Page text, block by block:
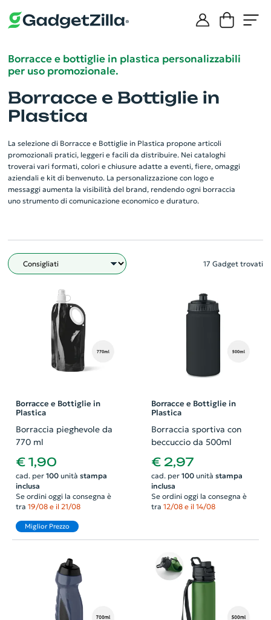
Borracce e bottiglie in plastica personalizzabili
per uso promozionale.
Borracce e Bottiglie in
Plastica
La selezione di Borracce e Bottiglie in Plastica propone articoli
promozionali pratici, leggeri e facili da distribuire. Nei cataloghi
troverai vari formati, colori e chiusure adatte a eventi, fiere, omaggi
aziendali e kit di benvenuto. La personalizzazione con logo e
messaggi aumenta la visibilità del brand, rendendo ogni borraccia
uno strumento di comunicazione economico e duraturo.
Filtro 17 Gadget trovati
Borracce e Bottiglie in
Plastica
Borraccia pieghevole da
770 ml
€ 1,90
cad. per 100unità stampa
inclusa
Se ordini oggi la consegna è
tra 19/08 e il 21/08
Miglior Prezzo
Borracce e Bottiglie in
Plastica
Borraccia sportiva con
beccuccio da 500ml
€ 2,97
cad. per 100unità stampa
inclusa
Se ordini oggi la consegna è
tra 12/08 e il 14/08